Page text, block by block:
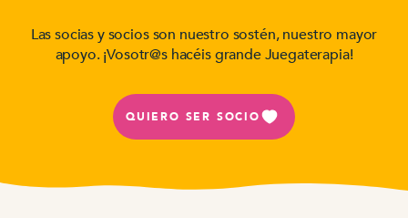
Las socias y socios son nuestro sostén, nuestro mayor
apoyo. ¡Vosotr@s hacéis grande Juegaterapia!
QUIERO SER SOCIO